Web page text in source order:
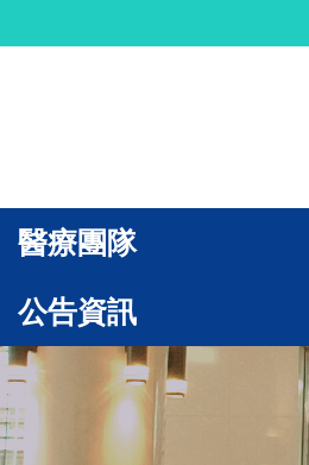
醫療團隊
公告資訊